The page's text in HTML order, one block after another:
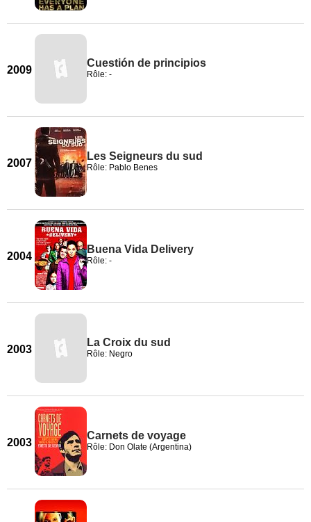
2009
Cuestión de principios
Rôle: -
2007
Les Seigneurs du sud
Rôle: Pablo Benes
2004
Buena Vida Delivery
Rôle: -
2003
La Croix du sud
Rôle: Negro
2003
Carnets de voyage
Rôle: Don Olate (Argentina)